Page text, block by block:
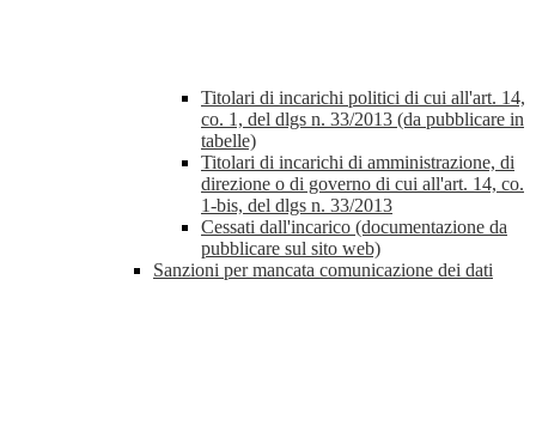
Titolari di incarichi politici di cui all'art. 14,
co. 1, del dlgs n. 33/2013 (da pubblicare in
tabelle)
Titolari di incarichi di amministrazione, di
direzione o di governo di cui all'art. 14, co.
1-bis, del dlgs n. 33/2013
Cessati dall'incarico (documentazione da
pubblicare sul sito web)
Sanzioni per mancata comunicazione dei dati